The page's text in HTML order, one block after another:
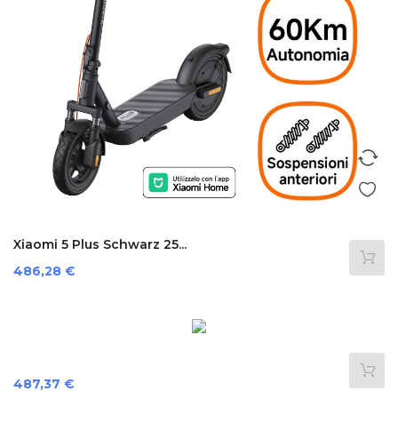
Xiaomi 5 Plus Schwarz 25...
Preis
486,28 €
Preis
487,37 €